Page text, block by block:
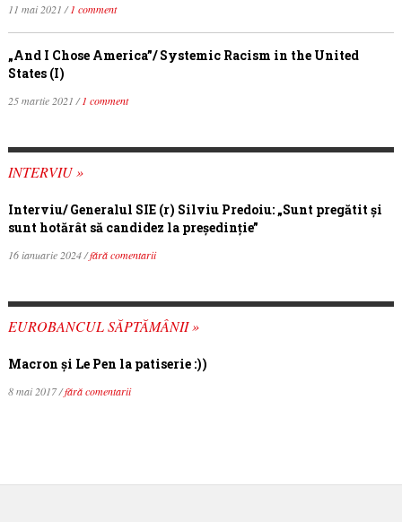
11 mai 2021 /1 comment
„And I Chose America”/ Systemic Racism in the United
States (I)
25 martie 2021 /1 comment
INTERVIU »
Interviu/ Generalul SIE (r) Silviu Predoiu: „Sunt pregătit și
sunt hotărât să candidez la președinție”
16 ianuarie 2024 /fără comentarii
EUROBANCUL SĂPTĂMÂNII »
Macron şi Le Pen la patiserie :))
8 mai 2017 /fără comentarii